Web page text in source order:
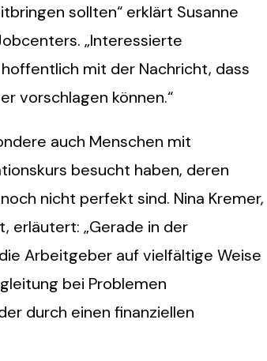
sollten“ erklärt Susanne
„Interessierte
mit der Nachricht, dass
vorschlagen können.“
auch Menschen mit
besucht haben, deren
nicht perfekt sind. Nina Kremer,
erläutert: „Gerade in der
Arbeitgeber auf vielfältige Weise
bei Problemen
durch einen finanziellen